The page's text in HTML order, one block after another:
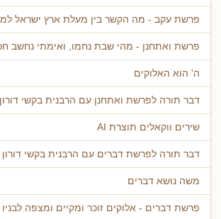
פרשת עקב - מה הקשר בין מעלת ארץ ישראל
פרשת ואתחנן - מהי שבת נחמו, ואימתי נחשב
ה' הוא האלוקים
דבר תורה לפרשת ואתחנן עם הרבנית בקשי
שירים ווקאלים תוצרת AI
דבר תורה לפרשת דברים עם הרבנית בקשי
משה נושא דברים
פרשת דברים - אלוקים זוכר ומקיים ומצפה